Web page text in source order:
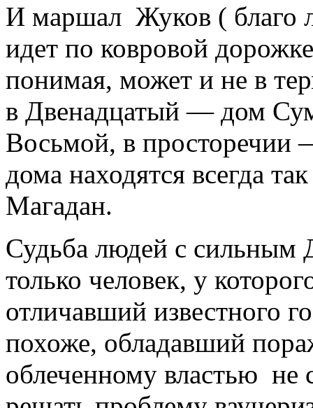
И маршал Жуков ( благо
идет по ковровой
понимая, может и не в
в Двенадцатый — дом
Восьмой, в просторечии
дома находятся всегда
Магадан.
Судьба людей с сильным
только человек, у
отличавший известного
похоже, обладавший
облеченному властью не